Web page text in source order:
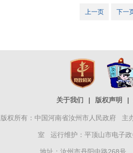
上一页 下一
关于我们 | 版权声明 |
版权所有：中国河南省汝州市人民政府 主
室 运行维护：平顶山市电子政